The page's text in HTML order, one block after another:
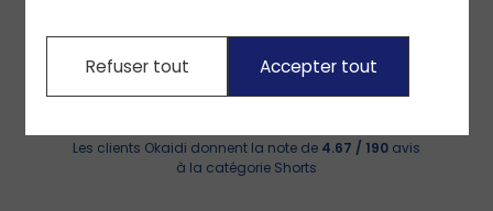
1 2
Les clients Okaidi donnent la note de 4.67 / 190 avis
à la catégorie Shorts
Refuser tout Accepter tout